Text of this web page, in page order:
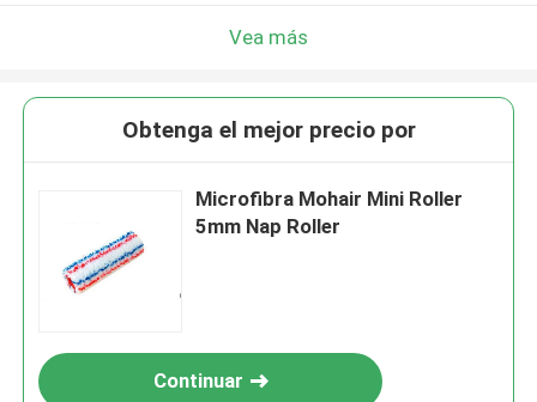
Vea más
Obtenga el mejor precio por
Microfibra Mohair Mini Roller
5mm Nap Roller
Continuar